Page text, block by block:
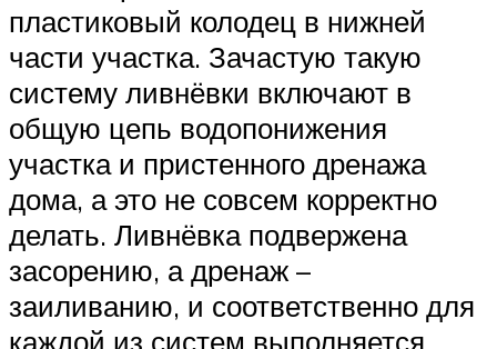
пластиковый колодец в нижней
части участка. Зачастую такую
систему ливнёвки включают в
общую цепь водопонижения
участка и пристенного дренажа
дома, а это не совсем корректно
делать. Ливнёвка подвержена
засорению, а дренаж –
заиливанию, и соответственно для
каждой из систем выполняется